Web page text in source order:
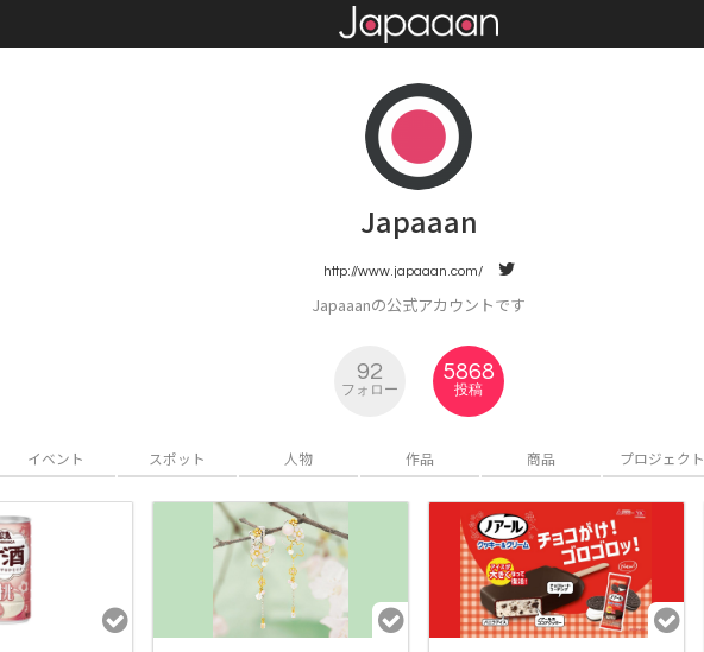
Japaaan
http://www.japaaan.com/
Japaaanの公式アカウントです
92
フォロー
5868
投稿
イベント スポット 人物 作品 商品 プロジェクト